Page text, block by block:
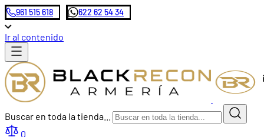
961 515 618 622 62 54 34
Ir al contenido
Buscar en toda la tienda...
0